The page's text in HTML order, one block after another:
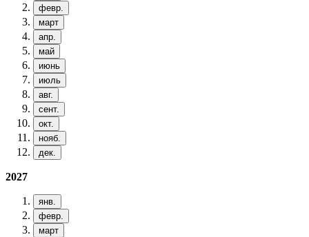
февр.
март
апр.
май
июнь
июль
авг.
сент.
окт.
нояб.
дек.
2027
янв.
февр.
март